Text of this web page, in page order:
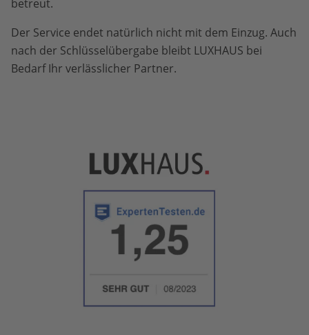
betreut.
Der Service endet natürlich nicht mit dem Einzug. Auch
nach der Schlüsselübergabe bleibt LUXHAUS bei
Bedarf Ihr verlässlicher Partner.